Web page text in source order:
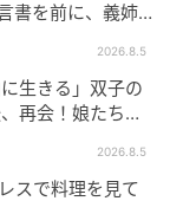
書を前に、義姉
2026.8.5
生きる」双子の
再会！娘たち
2026.8.5
スで料理を見て